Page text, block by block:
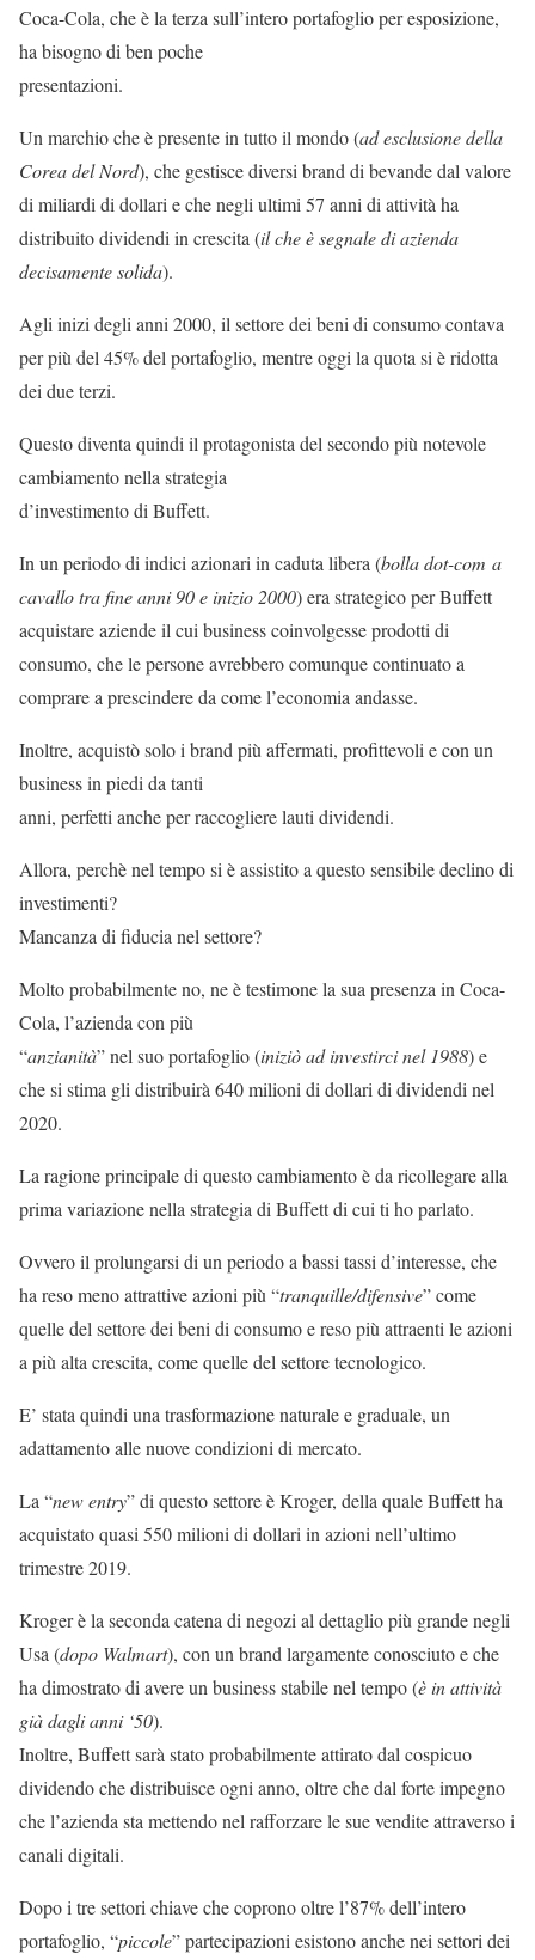
Coca-Cola, che è la terza sull’intero portafoglio per esposizione,
ha bisogno di ben poche
presentazioni.
Un marchio che è presente in tutto il mondo (ad esclusione della
Corea del Nord), che gestisce diversi brand di bevande dal valore
di miliardi di dollari e che negli ultimi 57 anni di attività ha
distribuito dividendi in crescita (il che è segnale di azienda
decisamente solida).
Agli inizi degli anni 2000, il settore dei beni di consumo contava
per più del 45% del portafoglio, mentre oggi la quota si è ridotta
dei due terzi.
Questo diventa quindi il protagonista del secondo più notevole
cambiamento nella strategia
d’investimento di Buffett.
In un periodo di indici azionari in caduta libera (bolla dot-com a
cavallo tra fine anni 90 e inizio 2000) era strategico per Buffett
acquistare aziende il cui business coinvolgesse prodotti di
consumo, che le persone avrebbero comunque continuato a
comprare a prescindere da come l’economia andasse.
Inoltre, acquistò solo i brand più affermati, profittevoli e con un
business in piedi da tanti
anni, perfetti anche per raccogliere lauti dividendi.
Allora, perchè nel tempo si è assistito a questo sensibile declino di
investimenti?
Mancanza di fiducia nel settore?
Molto probabilmente no, ne è testimone la sua presenza in Coca-
Cola, l’azienda con più
“anzianità” nel suo portafoglio (iniziò ad investirci nel 1988) e
che si stima gli distribuirà 640 milioni di dollari di dividendi nel
2020.
La ragione principale di questo cambiamento è da ricollegare alla
prima variazione nella strategia di Buffett di cui ti ho parlato.
Ovvero il prolungarsi di un periodo a bassi tassi d’interesse, che
ha reso meno attrattive azioni più “tranquille/difensive” come
quelle del settore dei beni di consumo e reso più attraenti le azioni
a più alta crescita, come quelle del settore tecnologico.
E’ stata quindi una trasformazione naturale e graduale, un
adattamento alle nuove condizioni di mercato.
La “new entry” di questo settore è Kroger, della quale Buffett ha
acquistato quasi 550 milioni di dollari in azioni nell’ultimo
trimestre 2019.
Kroger è la seconda catena di negozi al dettaglio più grande negli
Usa (dopo Walmart), con un brand largamente conosciuto e che
ha dimostrato di avere un business stabile nel tempo (è in attività
già dagli anni ‘50).
Inoltre, Buffett sarà stato probabilmente attirato dal cospicuo
dividendo che distribuisce ogni anno, oltre che dal forte impegno
che l’azienda sta mettendo nel rafforzare le sue vendite attraverso i
canali digitali.
Dopo i tre settori chiave che coprono oltre l’87% dell’intero
portafoglio, “piccole” partecipazioni esistono anche nei settori dei